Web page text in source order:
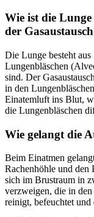
Wie ist die
der
Die Lunge besteht
Lungenbläschen
sind. Der
in den
Einatemluft ins Blut,
die Lungenbläschen
Wie gelangt die
Beim Einatmen
Rachenhöhle und
sich im Brustraum in
verzweigen, die in
reinigt, befeuchtet